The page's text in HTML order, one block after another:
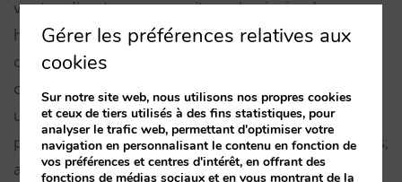
ventes directes sur son site web, ainsi qu’une
hausse de 9,9 % des ventes sur l’ensemble de ses
canaux, incluant son moteur de réservation et son
centre d’appels. Ces croissances ont conduit à
une augmentation de 83 % du chiffre d’affaires
provenant des ventes rapportées dans Google Ads,
ainsi qu’à un ROAS total multiplié par 9.
Gérer les préférences relatives aux
cookies
Sur notre site web, nous utilisons nos propres cookies
et ceux de tiers utilisés à des fins statistiques, pour
analyser le trafic web, permettant d'optimiser votre
navigation en personnalisant le contenu en fonction de
vos préférences et centres d'intérêt, en offrant des
fonctions de médias sociaux et en vous montrant de la